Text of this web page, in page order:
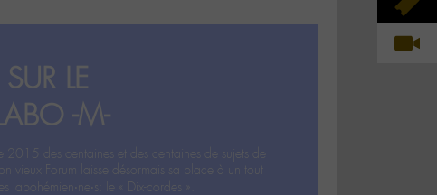
LE
-M-
des centaines et des centaines de sujets de
vieux Forum laisse désormais sa place à un tout
le « Dix-cordes ».